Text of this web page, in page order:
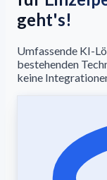
geht's!
Umfassende KI-
bestehenden
keine